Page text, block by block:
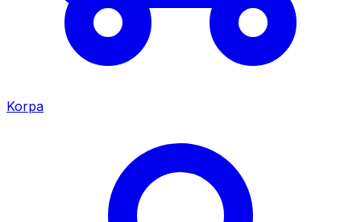
Korpa